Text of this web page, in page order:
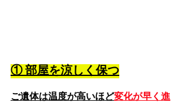
① 部屋を涼しく保つ
ご遺体は温度が高いほど変化が早く進